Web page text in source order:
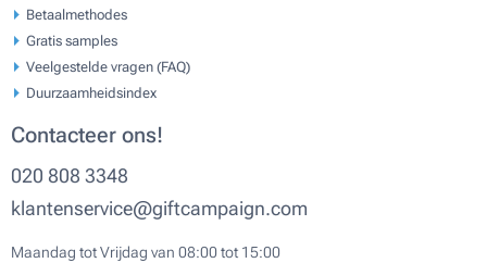
Betaalmethodes
Gratis samples
Veelgestelde vragen (FAQ)
Duurzaamheidsindex
Contacteer ons!
020 808 3348
klantenservice@giftcampaign.com
Maandag tot Vrijdag van 08:00 tot 15:00